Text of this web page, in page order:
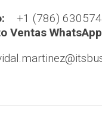
+1 (786)
Ventas